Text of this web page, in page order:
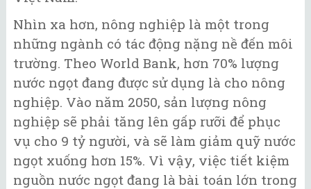
Nhìn xa hơn, nông nghiệp là một trong
những ngành có tác động nặng nề đến môi
trường. Theo World Bank, hơn 70% lượng
nước ngọt đang được sử dụng là cho nông
nghiệp. Vào năm 2050, sản lượng nông
nghiệp sẽ phải tăng lên gấp rưỡi để phục
vụ cho 9 tỷ người, và sẽ làm giảm quỹ nước
ngọt xuống hơn 15%. Vì vậy, việc tiết kiệm
nguồn nước ngọt đang là bài toán lớn trong